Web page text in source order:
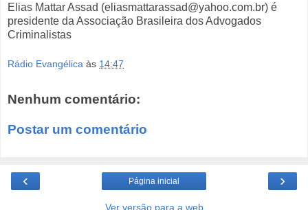
Elias Mattar Assad (eliasmattarassad@yahoo.com.br) é
presidente da Associação Brasileira dos Advogados
Criminalistas
Rádio Evangélica às 14:47
Nenhum comentário:
Postar um comentário
‹ ›
Página inicial
Ver versão para a web